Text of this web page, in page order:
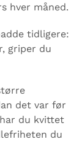
hver måned.
tidligere:
griper du
det var før
du kvittet
du